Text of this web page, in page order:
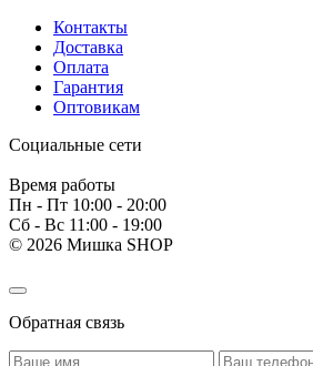
Контакты
Доставка
Оплата
Гарантия
Оптовикам
Социальные сети
Время работы
Пн - Пт 10:00 - 20:00
Сб - Вс 11:00 - 19:00
© 2026 Мишка SHOP
Обратная связь